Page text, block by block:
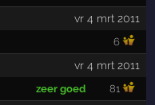
vr 4 mrt 2011
6
vr 4 mrt 2011
zeer goed 81